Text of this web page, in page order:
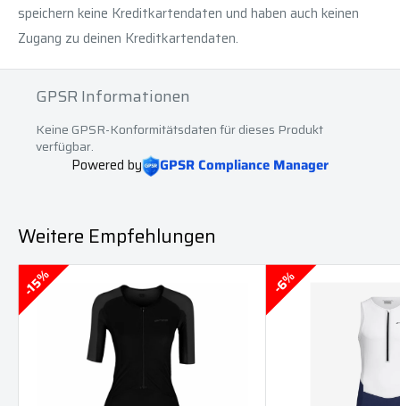
speichern keine Kreditkartendaten und haben auch keinen
Zugang zu deinen Kreditkartendaten.
GPSR Informationen
Keine GPSR-Konformitätsdaten für dieses Produkt
verfügbar.
Powered by GPSR Compliance Manager
Weitere Empfehlungen
15% 6%